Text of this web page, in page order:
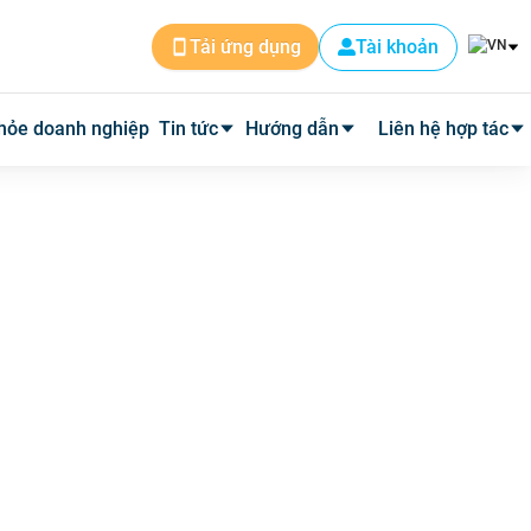
Tải ứng dụng Tài khoản
doanh nghiệp Tin tức Hướng dẫn Liên hệ hợp tác